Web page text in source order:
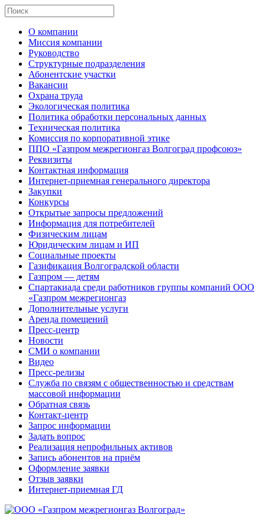
О компании
Миссия компании
Руководство
Структурные подразделения
Абонентские участки
Вакансии
Охрана труда
Экологическая политика
Политика обработки персональных данных
Техническая политика
Комиссия по корпоративной этике
ППО «Газпром межрегионгаз Волгоград профсоюз»
Реквизиты
Контактная информация
Интернет-приемная генерального директора
Закупки
Конкурсы
Открытые запросы предложений
Информация для потребителей
Физическим лицам
Юридическим лицам и ИП
Социальные проекты
Газификация Волгоградской области
Газпром — детям
Спартакиада среди работников группы компаний ООО
«Газпром межрегионгаз
Дополнительные услуги
Аренда помещений
Пресс-центр
Новости
СМИ о компании
Видео
Пресс-релизы
Служба по связям с общественностью и средствам
массовой информации
Обратная связь
Контакт-центр
Запрос информации
Задать вопрос
Реализация непрофильных активов
Запись абонентов на приём
Оформление заявки
Отзыв заявки
Интернет-приемная ГД